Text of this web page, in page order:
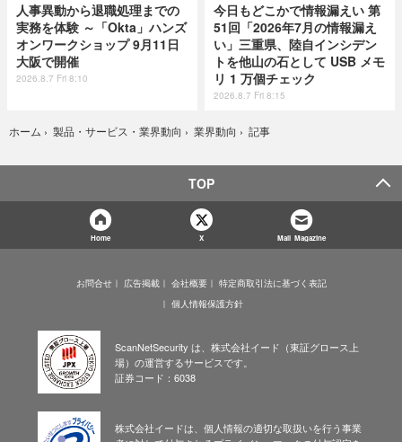
人事異動から退職処理までの
実務を体験 ～「Okta」ハンズ
オンワークショップ 9月11日
大阪で開催
2026.8.7 Fri 8:10
今日もどこかで情報漏えい 第
51回「2026年7月の情報漏え
い」三重県、陸自インシデン
トを他山の石として USB メモ
リ 1 万個チェック
2026.8.7 Fri 8:15
ホーム › 製品・サービス・業界動向 › 業界動向 › 記事
TOP
Home X Mail Magazine
お問合せ 広告掲載 会社概要
特定商取引法に基づく表記
個人情報保護方針
ScanNetSecurity は、株式会社イード（東証グロース上
場）の運営するサービスです。
証券コード：6038
株式会社イードは、個人情報の適切な取扱いを行う事業